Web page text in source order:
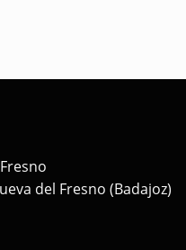
del Fresno (Badajoz)